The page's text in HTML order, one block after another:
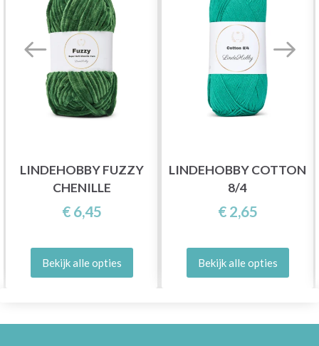
LINDEHOBBY FUZZY
CHENILLE
€ 6,45
Bekijk alle opties
LINDEHOBBY COTTON
8/4
€ 2,65
Bekijk alle opties